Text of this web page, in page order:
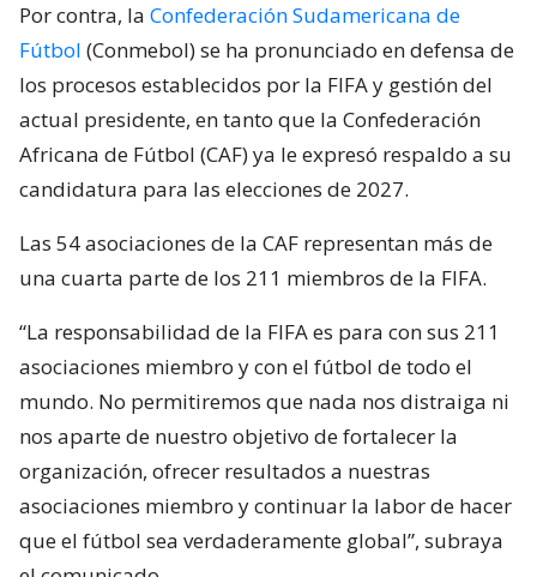
Por contra, la Confederación Sudamericana de
Fútbol (Conmebol) se ha pronunciado en defensa de
los procesos establecidos por la FIFA y gestión del
actual presidente, en tanto que la Confederación
Africana de Fútbol (CAF) ya le expresó respaldo a su
candidatura para las elecciones de 2027.
Las 54 asociaciones de la CAF representan más de
una cuarta parte de los 211 miembros de la FIFA.
“La responsabilidad de la FIFA es para con sus 211
asociaciones miembro y con el fútbol de todo el
mundo. No permitiremos que nada nos distraiga ni
nos aparte de nuestro objetivo de fortalecer la
organización, ofrecer resultados a nuestras
asociaciones miembro y continuar la labor de hacer
que el fútbol sea verdaderamente global”, subraya